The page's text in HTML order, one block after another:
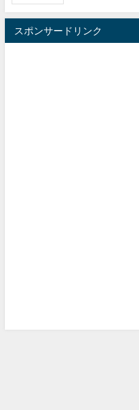
スポンサードリンク